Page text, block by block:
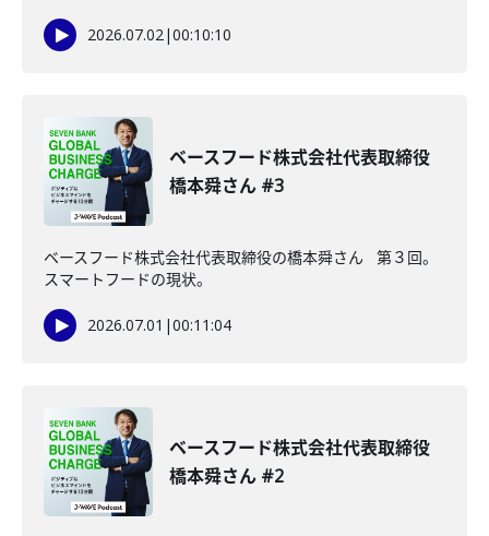
2026.07.02|00:10:10
ベースフード株式会社代表取締役
橋本舜さん #3
ベースフード株式会社代表取締役の橋本舜さん 第３回。
スマートフードの現状。
2026.07.01 |00:11:04
ベースフード株式会社代表取締役
橋本舜さん #2